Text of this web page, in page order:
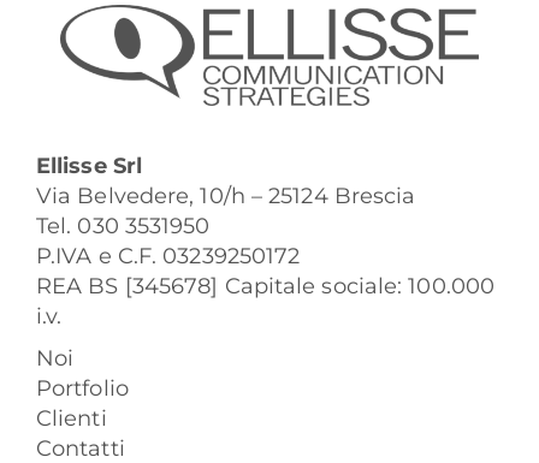
Ellisse Srl
Via Belvedere, 10/h – 25124 Brescia
Tel. 030 3531950
P.IVA e C.F. 03239250172
REA BS [345678] Capitale sociale: 100.000
i.v.
Noi
Portfolio
Clienti
Contatti